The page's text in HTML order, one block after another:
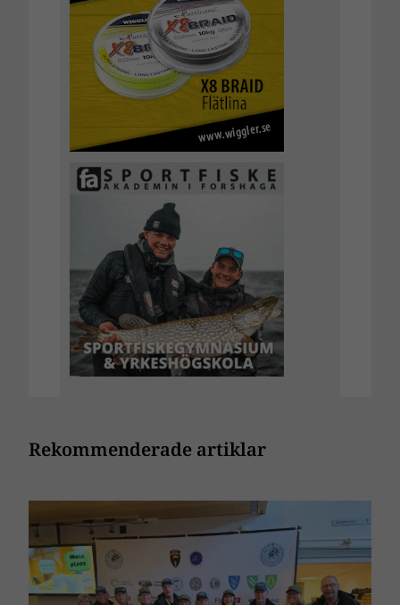
Rekommenderade artiklar